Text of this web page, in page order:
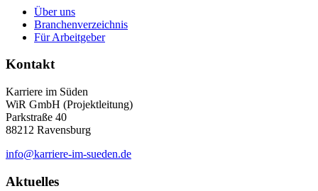
Über uns
Branchenverzeichnis
Für Arbeitgeber
Kontakt
Karriere im Süden
WiR GmbH (Projektleitung)
Parkstraße 40
88212 Ravensburg
info@karriere-im-sueden.de
Aktuelles